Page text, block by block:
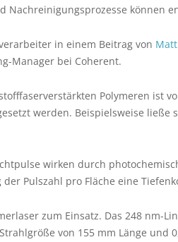
Nachreinigungsprozesse können
in einem Beitrag von
Manager bei Coherent.
Polymeren ist
werden. Beispielsweise
wirken durch
Pulszahl pro Fläche eine
zum Einsatz. Das 248 nm-
von 155 mm Länge